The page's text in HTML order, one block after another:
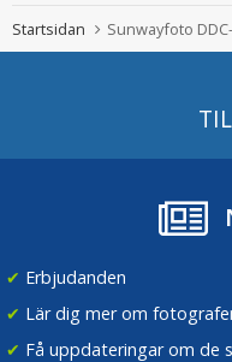
Startsidan Sunwayfoto
✔ Erbjudanden
✔ Lär dig mer om
✔ Få uppdateringar om de